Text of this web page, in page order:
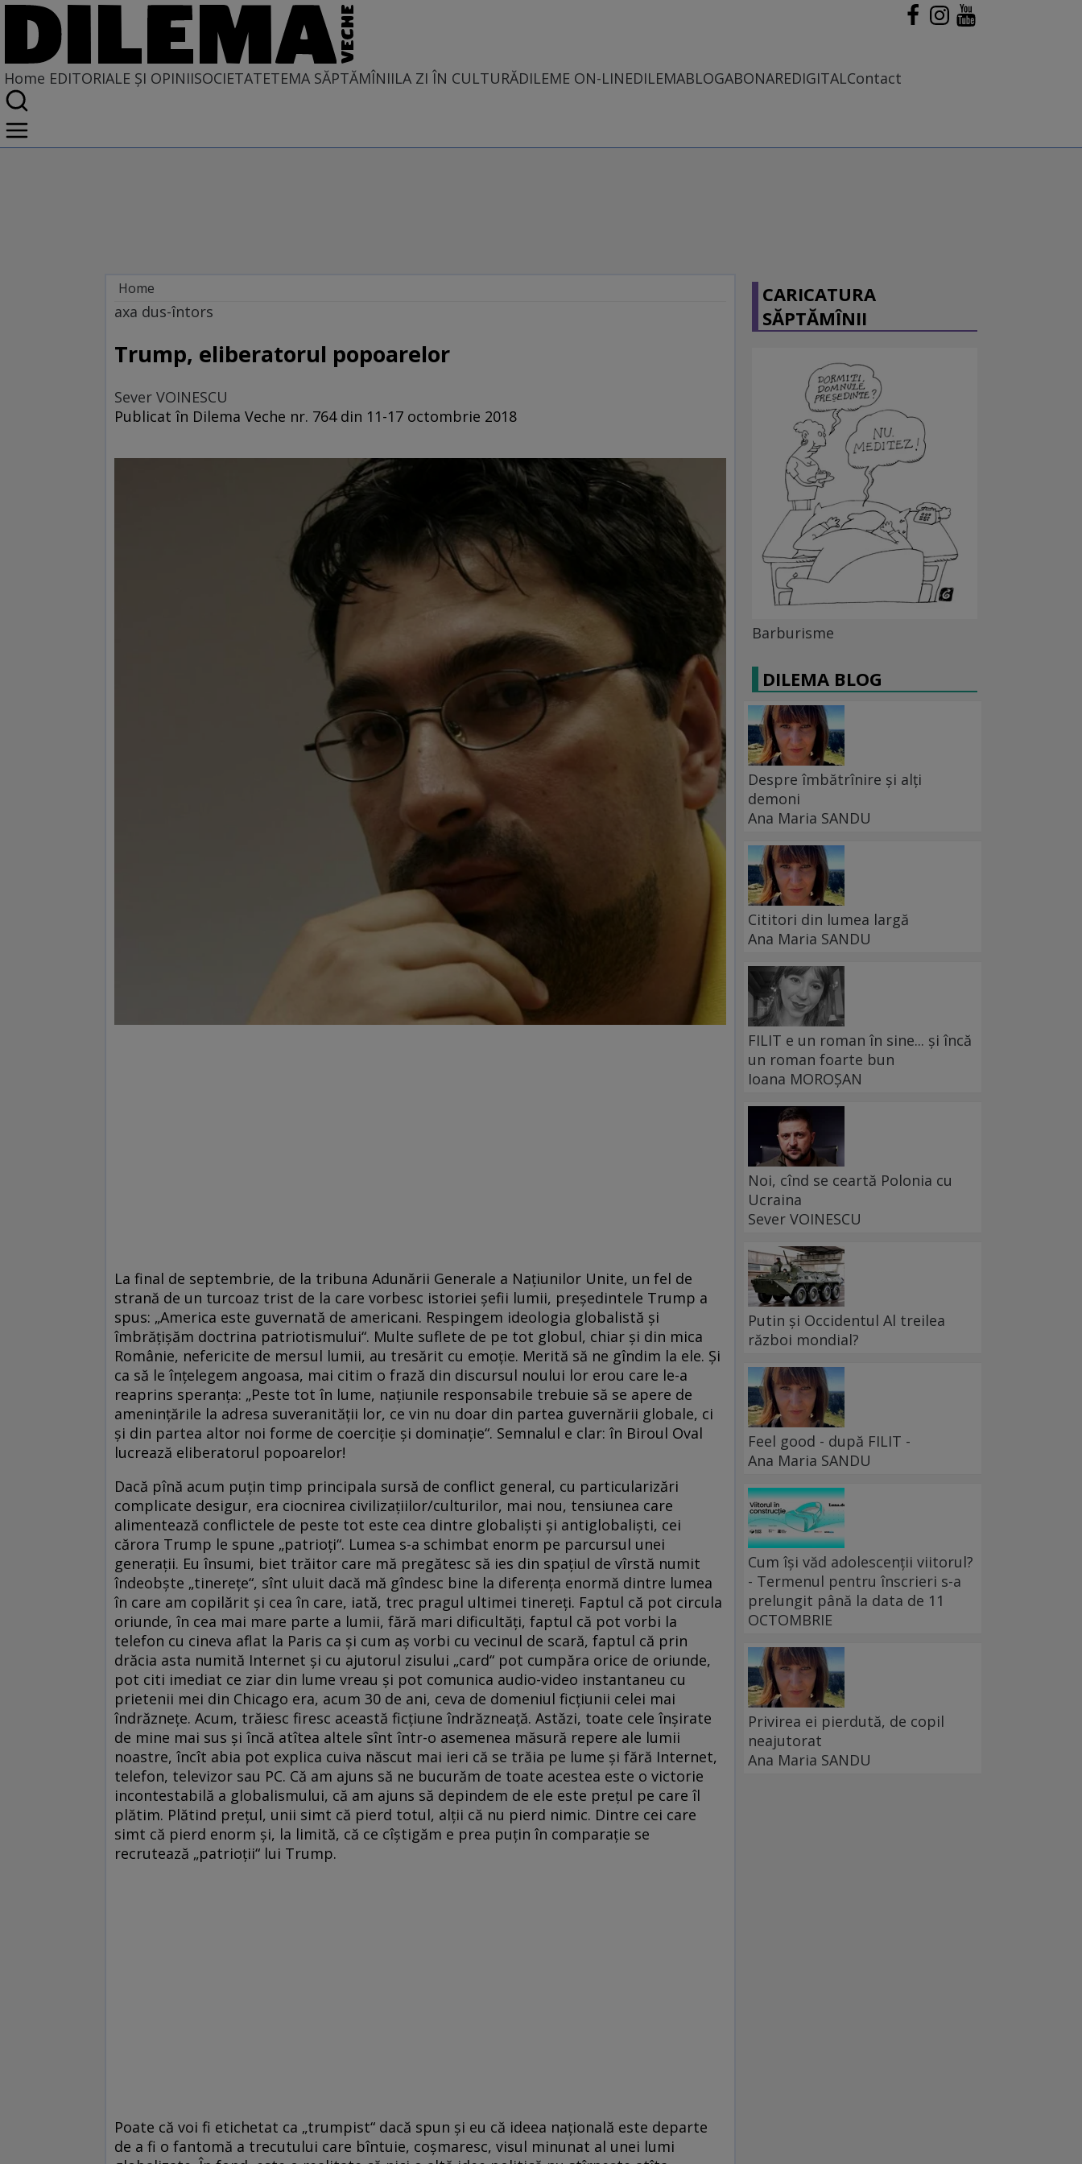
Home EDITORIALE ȘI OPINIISOCIETATETEMA SĂPTĂMÎNIILA ZI ÎN CULTURĂDILEME ON-LINEDILEMABLOGABONAREDIGITALContact
Home
EDITORIALE ȘI OPINII
axa dus-întors
Trump, eliberatorul popoarelor
Sever VOINESCU
Publicat în Dilema Veche nr. 764 din 11-17 octombrie 2018
La final de septembrie, de la tribuna Adunării Generale a Națiunilor Unite, un fel de
strană de un turcoaz trist de la care vorbesc istoriei șefii lumii, președintele Trump a
spus: „America este guvernată de americani. Respingem ideologia globalistă și
îmbrățișăm doctrina patriotismului“. Multe suflete de pe tot globul, chiar și din mica
Românie, nefericite de mersul lumii, au tresărit cu emoție. Merită să ne gîndim la ele. Și
ca să le înțelegem angoasa, mai citim o frază din discursul noului lor erou care le-a
reaprins speranța: „Peste tot în lume, națiunile responsabile trebuie să se apere de
amenințările la adresa suveranității lor, ce vin nu doar din partea guvernării globale, ci
și din partea altor noi forme de coerciție și dominație“. Semnalul e clar: în Biroul Oval
lucrează eliberatorul popoarelor!
Dacă pînă acum puțin timp principala sursă de conflict general, cu particularizări
complicate desigur, era ciocnirea civilizațiilor/culturilor, mai nou, tensiunea care
alimentează conflictele de peste tot este cea dintre globaliști și antiglobaliști, cei
cărora Trump le spune „patrioți“. Lumea s-a schimbat enorm pe parcursul unei
generații. Eu însumi, biet trăitor care mă pregătesc să ies din spațiul de vîrstă numit
îndeobște „tinerețe“, sînt uluit dacă mă gîndesc bine la diferența enormă dintre lumea
în care am copilărit și cea în care, iată, trec pragul ultimei tinereți. Faptul că pot circula
oriunde, în cea mai mare parte a lumii, fără mari dificultăți, faptul că pot vorbi la
telefon cu cineva aflat la Paris ca și cum aș vorbi cu vecinul de scară, faptul că prin
drăcia asta numită Internet și cu ajutorul zisului „card“ pot cumpăra orice de oriunde,
pot citi imediat ce ziar din lume vreau și pot comunica audio-video instantaneu cu
prietenii mei din Chicago era, acum 30 de ani, ceva de domeniul ficțiunii celei mai
îndrăznețe. Acum, trăiesc firesc această ficțiune îndrăzneață. Astăzi, toate cele înșirate
de mine mai sus și încă atîtea altele sînt într-o asemenea măsură repere ale lumii
noastre, încît abia pot explica cuiva născut mai ieri că se trăia pe lume și fără Internet,
telefon, televizor sau PC. Că am ajuns să ne bucurăm de toate acestea este o victorie
incontestabilă a globalismului, că am ajuns să depindem de ele este prețul pe care îl
plătim. Plătind prețul, unii simt că pierd totul, alții că nu pierd nimic. Dintre cei care
simt că pierd enorm și, la limită, că ce cîștigăm e prea puțin în comparație se
recrutează „patrioții“ lui Trump.
Poate că voi fi etichetat ca „trumpist“ dacă spun și eu că ideea națională este departe
de a fi o fantomă a trecutului care bîntuie, coșmaresc, visul minunat al unei lumi
CARICATURA
SĂPTĂMÎNII
Barburisme
DILEMA BLOG
Despre îmbătrînire și alți
demoni
Ana Maria SANDU
Cititori din lumea largă
Ana Maria SANDU
FILIT e un roman în sine... și încă
un roman foarte bun
Ioana MOROȘAN
Noi, cînd se ceartă Polonia cu
Ucraina
Sever VOINESCU
Putin și Occidentul Al treilea
război mondial?
Feel good - după FILIT -
Ana Maria SANDU
Cum își văd adolescenții viitorul?
- Termenul pentru înscrieri s-a
prelungit până la data de 11
OCTOMBRIE
Privirea ei pierdută, de copil
neajutorat
Ana Maria SANDU